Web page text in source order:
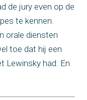
de jury even op de
te kennen.
orale diensten
toe dat hij een
Lewinsky had. En